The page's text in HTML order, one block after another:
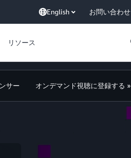
English お問い合わせ
リソース
サー オンデマンド視聴に登録する »